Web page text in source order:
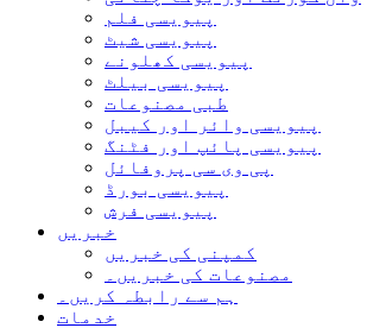
پیویسی فلم
پیویسی شیٹ
پیویسی کھلونے
پیویسی بیلٹ
طبی مصنوعات
پیویسی وائر اور کیبل
پیویسی پائپ اور فٹنگ
پی وی سی پروفائل
پیویسی بورڈ
پیویسی فرش
خبریں
کمپنی کی خبریں
مصنوعات کی خبریں۔
ہم سے رابطہ کریں۔
خدمات